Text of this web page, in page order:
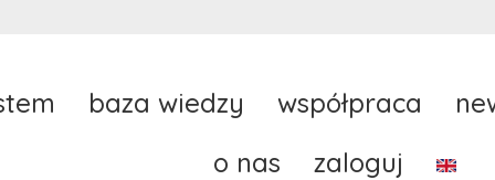
baza wiedzy współpraca
o nas
zaloguj